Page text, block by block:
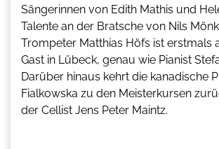
Sängerinnen von Edith Mathis und
Talente an der Bratsche von Nils
Trompeter Matthias Höfs ist erstmals
Gast in Lübeck, genau wie Pianist
Darüber hinaus kehrt die kanadische
Fialkowska zu den Meisterkursen
der Cellist Jens Peter Maintz.